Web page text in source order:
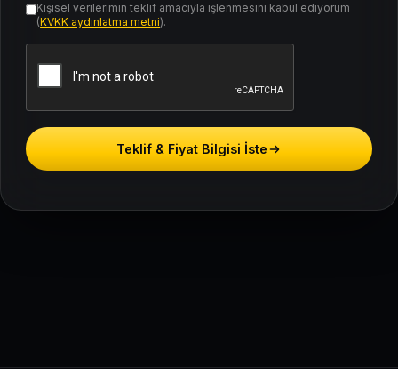
Kişisel verilerimin teklif amacıyla işlenmesini kabul ediyorum
(KVKK aydınlatma metni).
Teklif & Fiyat Bilgisi İste